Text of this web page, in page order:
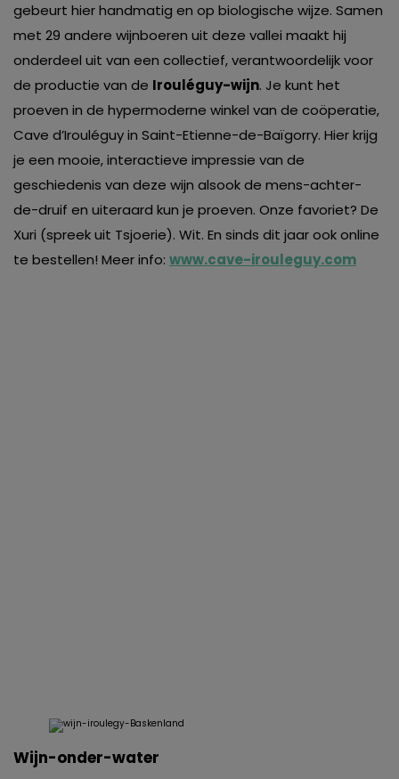
gebeurt hier handmatig en op biologische wijze. Samen
met 29 andere wijnboeren uit deze vallei maakt hij
onderdeel uit van een collectief, verantwoordelijk voor
de productie van de Irouléguy-wijn. Je kunt het
proeven in de hypermoderne winkel van de coöperatie,
Cave d’Irouléguy in Saint-Etienne-de-Baïgorry. Hier krijg
je een mooie, interactieve impressie van de
geschiedenis van deze wijn alsook de mens-achter-
de-druif en uiteraard kun je proeven. Onze favoriet? De
Xuri (spreek uit Tsjoerie). Wit. En sinds dit jaar ook online
te bestellen! Meer info: www.cave-irouleguy.com
Wijn-onder-water